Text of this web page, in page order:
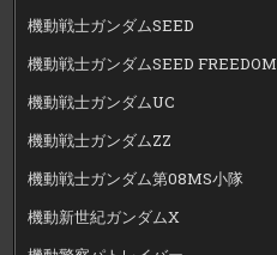
機動戦士ガンダムSEED
機動戦士ガンダムSEED FREEDOM
機動戦士ガンダムUC
機動戦士ガンダムZZ
機動戦士ガンダム第08MS小隊
機動新世紀ガンダムX